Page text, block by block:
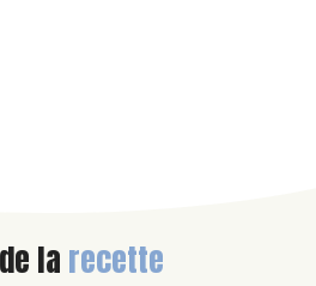
de la recette